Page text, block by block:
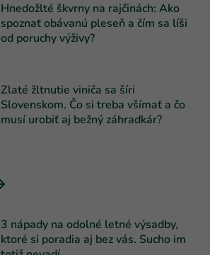
Hnedožlté škvrny na rajčinách: Ako
spoznať obávanú pleseň a čím sa líši
od poruchy výživy?
Zlaté žltnutie viniča sa šíri
Slovenskom. Čo si treba všímať a čo
musí urobiť aj bežný záhradkár?
3 nápady na odolné letné výsadby,
ktoré si poradia aj bez vás. Sucho im